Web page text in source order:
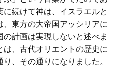
に続けて神は、イスラエルと
、東方の大帝国アッシリアに
計画は実現しないと述べま
は、古代オリエントの歴史に
、その通りになりました。